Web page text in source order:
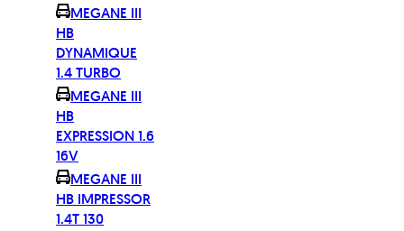
MEGANE III
HB
DYNAMIQUE
1.4 TURBO
MEGANE III
HB
EXPRESSION 1.6
16V
MEGANE III
HB IMPRESSOR
1.4T 130